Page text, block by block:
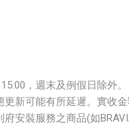
，週末及例假日除外。
新可能有所延遲。實收
安裝服務之商品(如